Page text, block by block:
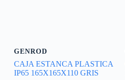
GENROD
CAJA ESTANCA PLASTICA
IP65 165X165X110 GRIS